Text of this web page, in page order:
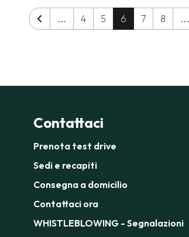
... 4 5 6 7 8 ...
Contattaci
Prenota test drive
Sedi e recapiti
Consegna a domicilio
Contattaci ora
WHISTLEBLOWING - Segnalazioni